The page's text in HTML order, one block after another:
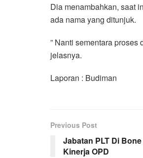
Dia menambahkan, saat
ada nama yang ditunjuk.
” Nanti sementara proses
jelasnya.
Laporan : Budiman
Previous Post
Jabatan PLT Di
Kinerja OPD